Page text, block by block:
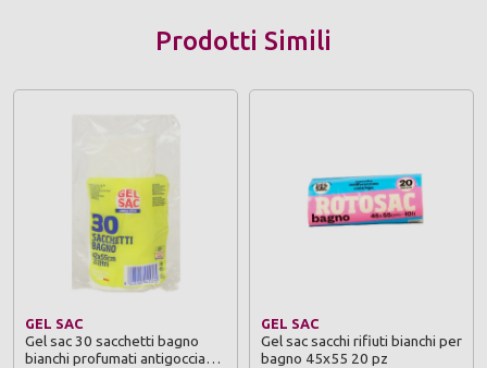
Prodotti Simili
GEL SAC
Gel sac 30 sacchetti bagno
bianchi profumati antigoccia
GEL SAC
Gel sac sacchi rifiuti bianchi per
bagno 45x55 20 pz